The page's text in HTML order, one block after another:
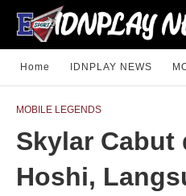
Home IDNPLAY NEWS
MOBILE LEGENDS
Skylar Cabut
Hoshi,